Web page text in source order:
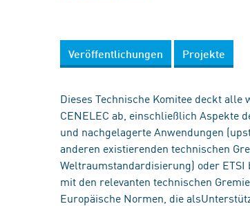
Veröffentlichungen Projekte
Dieses Technische Komitee deckt
CENELEC ab, einschließlich Aspekte
und nachgelagerte Anwendungen
anderen existierenden technischen
Weltraumstandardisierung) oder
mit den relevanten technischen
Europäische Normen, die